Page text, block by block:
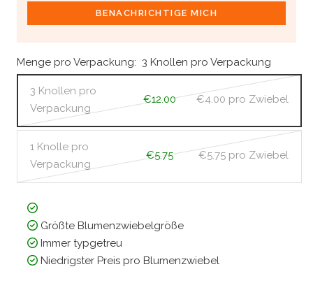
BENACHRICHTIGE MICH
Menge pro Verpackung: 3 Knollen pro Verpackung
3 Knollen pro
Verpackung
€12.00 €4.00 pro Zwiebel
1 Knolle pro
Verpackung
€5.75 €5.75 pro Zwiebel
Größte Blumenzwiebelgröße
Immer typgetreu
Niedrigster Preis pro Blumenzwiebel